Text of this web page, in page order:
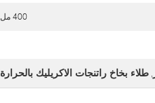
400 مل
, طلاء بخاخ راتنجات الاكريليك بالحرارة